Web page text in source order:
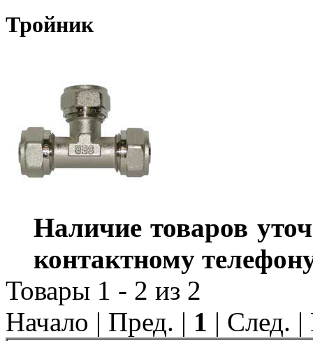
Тройник
Наличие товаров
контактному
Товары 1 - 2 из 2
Начало | Пред. | 1 | След.